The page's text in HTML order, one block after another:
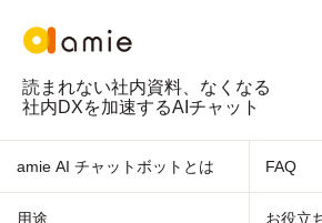
読まれない社内資料、なくなる
社内DXを加速するAIチャット
amie AI チャットボットとは
用途
FAQ
お役立